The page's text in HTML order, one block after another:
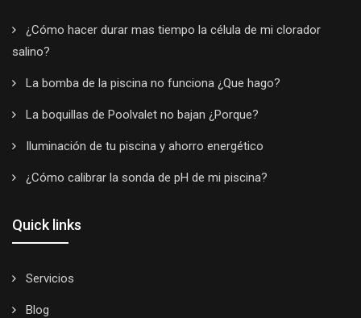
¿Cómo hacer durar mas tiempo la célula de mi clorador
salino?
La bomba de la piscina no funciona ¿Que hago?
La boquillas de Poolvalet no bajan ¿Porque?
Iluminación de tu piscina y ahorro energético
¿Cómo calibrar la sonda de pH de mi piscina?
Quick links
Servicios
Blog